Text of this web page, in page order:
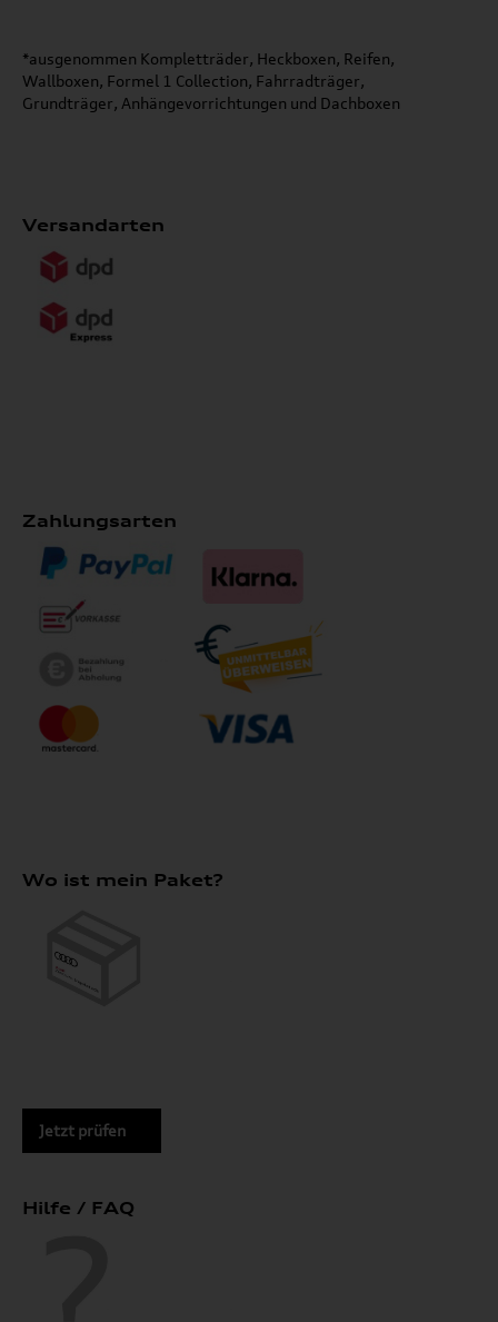
*ausgenommen Kompletträder, Heckboxen, Reifen,
Wallboxen, Formel 1 Collection, Fahrradträger,
Grundträger, Anhängevorrichtungen und Dachboxen
Versandarten
Zahlungsarten
Wo ist mein Paket?
Jetzt prüfen
Hilfe / FAQ